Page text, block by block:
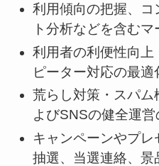
利用傾向の把握、
ト分析などを含む
利用者の利便性向上
ピーター対応の最適
荒らし対策・スパ
よびSNSの健全運営
キャンペーンやプレ
抽選、当選連絡、景